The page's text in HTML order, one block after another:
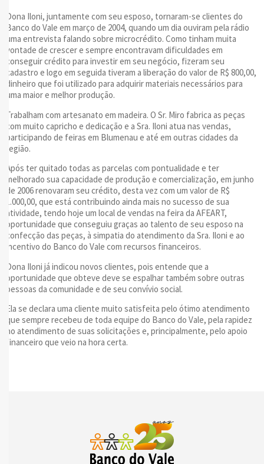
Dona Iloni, juntamente com seu esposo, tornaram-se clientes do
Banco do Vale em março de 2004, quando um dia ouviram pela rádio
uma entrevista falando sobre microcrédito. Como tinham muita
vontade de crescer e sempre encontravam dificuldades em
conseguir crédito para investir em seu negócio, fizeram seu
cadastro e logo em seguida tiveram a liberação do valor de R$ 800,00,
dinheiro que foi utilizado para adquirir materiais necessários para
uma maior e melhor produção.
Trabalham com artesanato em madeira. O Sr. Miro fabrica as peças
com muito capricho e dedicação e a Sra. Iloni atua nas vendas,
participando de feiras em Blumenau e até em outras cidades da
região.
Após ter quitado todas as parcelas com pontualidade e ter
melhorado sua capacidade de produção e comercialização, em junho
de 2006 renovaram seu crédito, desta vez com um valor de R$
1.000,00, que está contribuindo ainda mais no sucesso de sua
atividade, tendo hoje um local de vendas na feira da AFEART,
oportunidade que conseguiu graças ao talento de seu esposo na
confecção das peças, à simpatia do atendimento da Sra. Iloni e ao
incentivo do Banco do Vale com recursos financeiros.
Dona Iloni já indicou novos clientes, pois entende que a
oportunidade que obteve deve se espalhar também sobre outras
pessoas da comunidade e de seu convívio social.
Ela se declara uma cliente muito satisfeita pelo ótimo atendimento
que sempre recebeu de toda equipe do Banco do Vale, pela rapidez
no atendimento de suas solicitações e, principalmente, pelo apoio
financeiro que veio na hora certa.